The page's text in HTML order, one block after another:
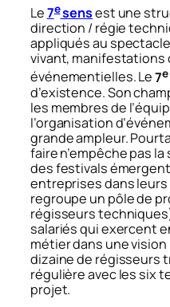
Le7esensest une
direction / régie
appliqués au spectacle
vivant, manifestations
événementielles. Le7e
d’existence. Son
les membres de
l’organisation
grande ampleur.
faire n’empêche pas
des festivals
entreprises dans leurs
regroupe un pôle de
régisseurs
salariés qui exercent
métier dans une
dizaine de régisseurs
régulière avec les six
projet.